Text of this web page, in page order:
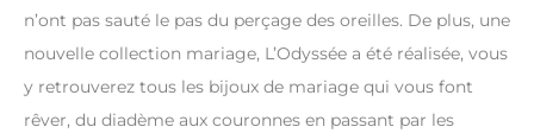
n’ont pas sauté le pas du perçage des oreilles. De plus, une
nouvelle collection mariage, L’Odyssée a été réalisée, vous
y retrouverez tous les bijoux de mariage qui vous font
rêver, du diadème aux couronnes en passant par les